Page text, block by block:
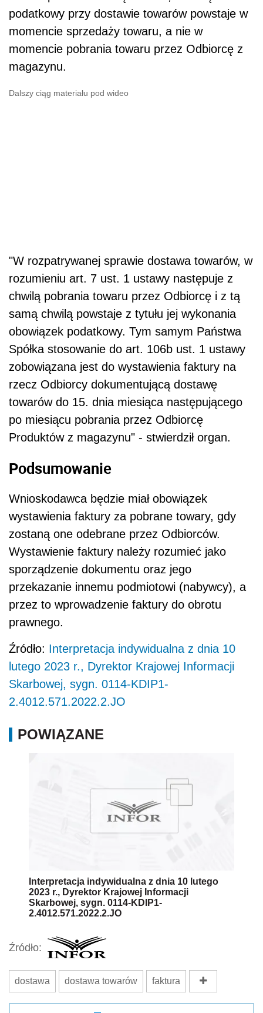
podatkowy przy dostawie towarów powstaje w
momencie sprzedaży towaru, a nie w
momencie pobrania towaru przez Odbiorcę z
magazynu.
Dalszy ciąg materiału pod wideo
"W rozpatrywanej sprawie dostawa towarów, w
rozumieniu art. 7 ust. 1 ustawy następuje z
chwilą pobrania towaru przez Odbiorcę i z tą
samą chwilą powstaje z tytułu jej wykonania
obowiązek podatkowy. Tym samym Państwa
Spółka stosowanie do art. 106b ust. 1 ustawy
zobowiązana jest do wystawienia faktury na
rzecz Odbiorcy dokumentującą dostawę
towarów do 15. dnia miesiąca następującego
po miesiącu pobrania przez Odbiorcę
Produktów z magazynu" - stwierdził organ.
Podsumowanie
Wnioskodawca będzie miał obowiązek
wystawienia faktury za pobrane towary, gdy
zostaną one odebrane przez Odbiorców.
Wystawienie faktury należy rozumieć jako
sporządzenie dokumentu oraz jego
przekazanie innemu podmiotowi (nabywcy), a
przez to wprowadzenie faktury do obrotu
prawnego.
Źródło: Interpretacja indywidualna z dnia 10
lutego 2023 r., Dyrektor Krajowej Informacji
Skarbowej, sygn. 0114-KDIP1-
2.4012.571.2022.2.JO
POWIĄZANE
Interpretacja indywidualna z dnia 10 lutego
2023 r., Dyrektor Krajowej Informacji
Skarbowej, sygn. 0114-KDIP1-
2.4012.571.2022.2.JO
Źródło:
dostawa dostawa towarów faktura